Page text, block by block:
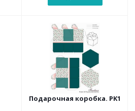
Подарочная коробка. PK1